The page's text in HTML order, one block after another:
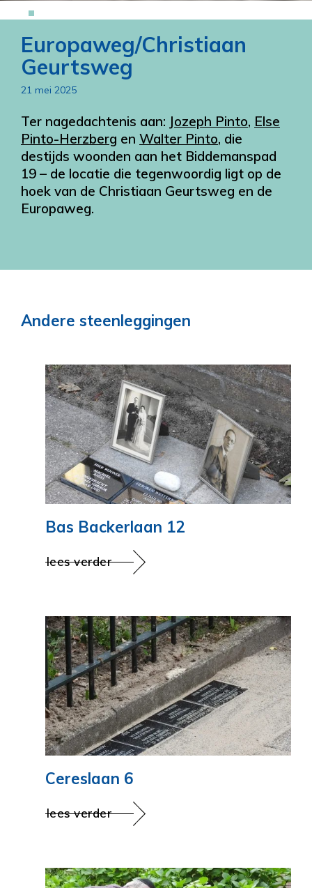
Slide 3 of 10.
EUROPAWEG/CHRISTIAAN GEURTSWEG
21 mei 2025
Europaweg/Christiaan
Geurtsweg
21 mei 2025
Ter nagedachtenis aan: Jozeph Pinto, Else
Pinto-Herzberg en Walter Pinto, die
destijds woonden aan het Biddemanspad
19 – de locatie die tegenwoordig ligt op de
hoek van de Christiaan Geurtsweg en de
Europaweg.
Andere steenleggingen
Bas Backerlaan 12
lees verder
Cereslaan 6
lees verder